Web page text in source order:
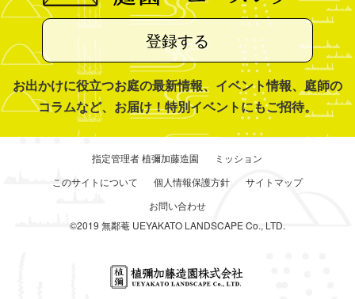
登録する
お出かけに役立つお庭の最新情報、イベント情報、庭師の
コラムなど、お届け！特別イベントにもご招待。
指定管理者 植彌加藤造園
ミッション
このサイトについて
個人情報保護方針
サイトマップ
お問い合わせ
©2019 無鄰菴 UEYAKATO LANDSCAPE Co., LTD.